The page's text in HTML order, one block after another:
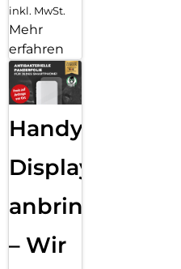
inkl. MwSt.
Mehr
erfahren
Handy
Displayfolie
anbringen
– Wir